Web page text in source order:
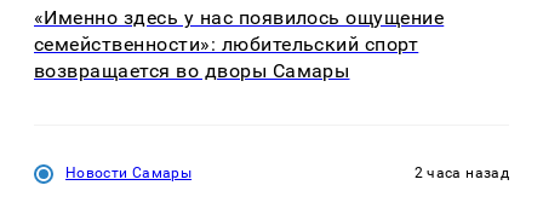
«Именно здесь у нас появилось ощущение
семейственности»: любительский спорт
возвращается во дворы Самары
Новости Самары 2 часа назад